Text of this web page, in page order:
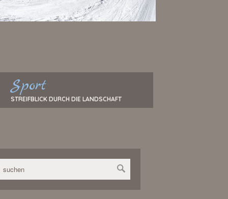
Sport
STREIFBLICK DURCH DIE LANDSCHAFT